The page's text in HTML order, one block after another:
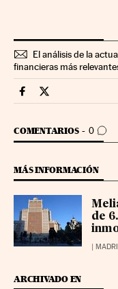
El análisis de la
financieras más
Companias Cinco
Companias
COMENTARIOS 0
IR A LOS
MÁS INFORMACIÓN
de
|
ARCHIVADO EN